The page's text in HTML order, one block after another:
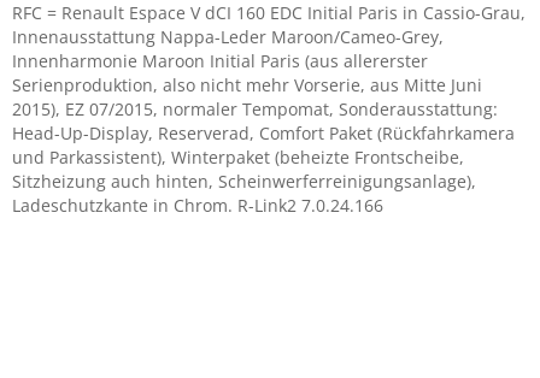
RFC = Renault Espace V dCI 160 EDC Initial Paris in Cassio-Grau,
Innenausstattung Nappa-Leder Maroon/Cameo-Grey,
Innenharmonie Maroon Initial Paris (aus allererster
Serienproduktion, also nicht mehr Vorserie, aus Mitte Juni
2015), EZ 07/2015, normaler Tempomat, Sonderausstattung:
Head-Up-Display, Reserverad, Comfort Paket (Rückfahrkamera
und Parkassistent), Winterpaket (beheizte Frontscheibe,
Sitzheizung auch hinten, Scheinwerferreinigungsanlage),
Ladeschutzkante in Chrom. R-Link2 7.0.24.166